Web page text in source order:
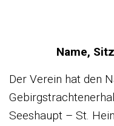
Name,
Der Verein hat den
Seeshaupt – St.